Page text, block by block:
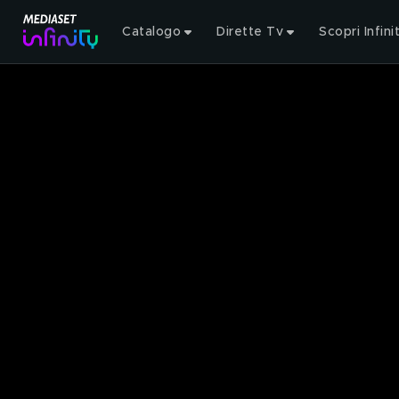
Catalogo Dirette Tv Scopri